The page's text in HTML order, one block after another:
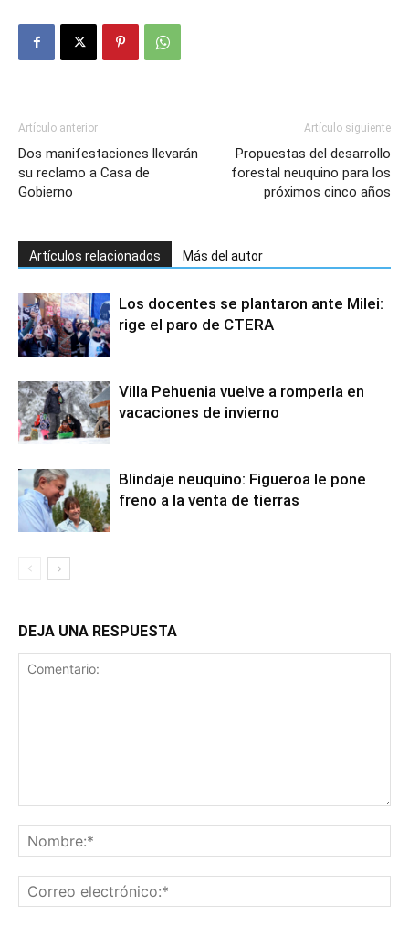
Artículo anterior
Dos manifestaciones llevarán
su reclamo a Casa de
Gobierno
Artículo siguiente
Propuestas del desarrollo
forestal neuquino para los
próximos cinco años
Artículos relacionados Más del autor
Los docentes se plantaron ante Milei:
rige el paro de CTERA
Villa Pehuenia vuelve a romperla en
vacaciones de invierno
Blindaje neuquino: Figueroa le pone
freno a la venta de tierras
DEJA UNA RESPUESTA